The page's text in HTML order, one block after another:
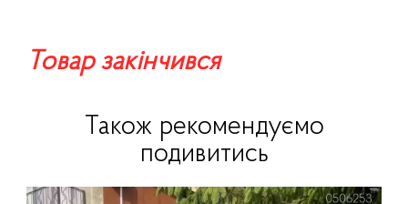
Товар закінчився
Також рекомендуємо
подивитись